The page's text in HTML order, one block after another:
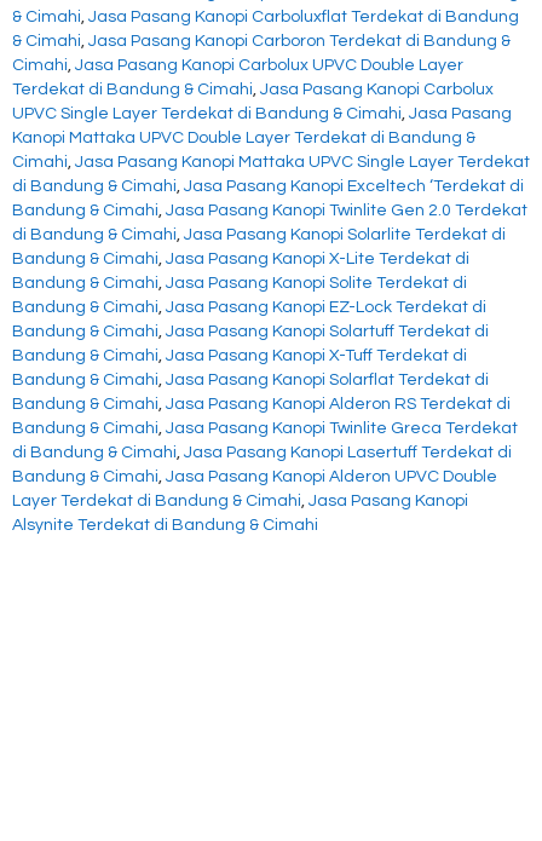
& Cimahi, Jasa Pasang Kanopi Carboluxflat Terdekat di Bandung
& Cimahi, Jasa Pasang Kanopi Carboron Terdekat di Bandung &
Cimahi, Jasa Pasang Kanopi Carbolux UPVC Double Layer
Terdekat di Bandung & Cimahi, Jasa Pasang Kanopi Carbolux
UPVC Single Layer Terdekat di Bandung & Cimahi, Jasa Pasang
Kanopi Mattaka UPVC Double Layer Terdekat di Bandung &
Cimahi, Jasa Pasang Kanopi Mattaka UPVC Single Layer Terdekat
di Bandung & Cimahi, Jasa Pasang Kanopi Exceltech ‘Terdekat di
Bandung & Cimahi, Jasa Pasang Kanopi Twinlite Gen 2.0 Terdekat
di Bandung & Cimahi, Jasa Pasang Kanopi Solarlite Terdekat di
Bandung & Cimahi, Jasa Pasang Kanopi X-Lite Terdekat di
Bandung & Cimahi, Jasa Pasang Kanopi Solite Terdekat di
Bandung & Cimahi, Jasa Pasang Kanopi EZ-Lock Terdekat di
Bandung & Cimahi, Jasa Pasang Kanopi Solartuff Terdekat di
Bandung & Cimahi, Jasa Pasang Kanopi X-Tuff Terdekat di
Bandung & Cimahi, Jasa Pasang Kanopi Solarflat Terdekat di
Bandung & Cimahi, Jasa Pasang Kanopi Alderon RS Terdekat di
Bandung & Cimahi, Jasa Pasang Kanopi Twinlite Greca Terdekat
di Bandung & Cimahi, Jasa Pasang Kanopi Lasertuff Terdekat di
Bandung & Cimahi, Jasa Pasang Kanopi Alderon UPVC Double
Layer Terdekat di Bandung & Cimahi, Jasa Pasang Kanopi
Alsynite Terdekat di Bandung & Cimahi